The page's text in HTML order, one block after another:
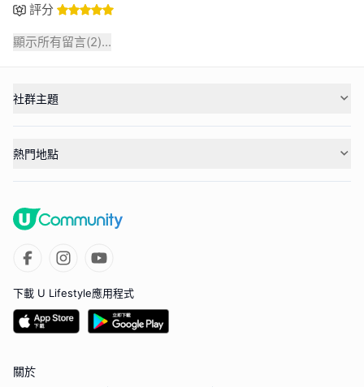
評分
顯示所有留言(2)...
社群主題
熱門地點
下載 U Lifestyle應用程式
關於